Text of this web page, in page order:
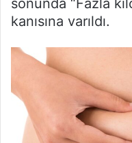
kanısına varıldı.